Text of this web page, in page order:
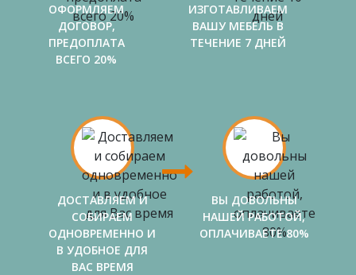
ОФОРМЛЯЕМ
ДОГОВОР,
ПРЕДОПЛАТА
ВСЕГО 20%
ИЗГОТАВЛИВАЕМ
ВАШУ МЕБЕЛЬ В
ТЕЧЕНИЕ 7 ДНЕЙ
ДОСТАВЛЯЕМ И
СОБИРАЕМ
ОДНОВРЕМЕННО И
В УДОБНОЕ ДЛЯ
ВАС ВРЕМЯ
ВЫ ДОВОЛЬНЫ
НАШЕЙ РАБОТОЙ,
ОПЛАЧИВАЕТЕ 80%